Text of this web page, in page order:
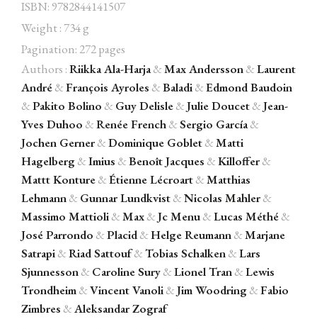
Facebook Instagram Twitter
Hébergé par Vixns
incandescence
Version 2.3.3
ISBN: 9782844141507
Weight : 734 g
Pagination: 272 pages
Authors :Riikka Ala-Harja&Max Andersson&Laurent
André&François Ayroles &Baladi&Edmond Baudoin
&Pakito Bolino & Guy Delisle&Julie Doucet&Jean-
Yves Duhoo &Renée French&Sergio García&
Jochen Gerner&Dominique Goblet&Matti
Hagelberg&Imius &Benoît Jacques &Killoffer&
Mattt Konture&Étienne Lécroart&Matthias
Lehmann& Gunnar Lundkvist&Nicolas Mahler&
Massimo Mattioli&Max&Jc Menu&Lucas Méthé&
José Parrondo &Placid&Helge Reumann&Marjane
Satrapi&Riad Sattouf&Tobias Schalken&Lars
Sjunnesson& Caroline Sury&Lionel Tran&Lewis
Trondheim&Vincent Vanoli&Jim Woodring&Fabio
Zimbres &Aleksandar Zograf